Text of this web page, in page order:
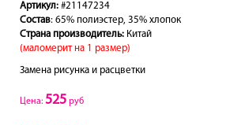
Артикул: #21147234
Состав: 65% полиэстер, 35% хлопок
Страна производитель: Китай
(маломерит на 1 размер)
Замена рисунка и расцветки
Цена: 525 руб